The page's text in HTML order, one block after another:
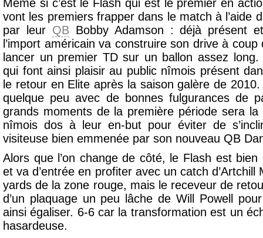
Même si c’est le Flash qui est le premier en
vont les premiers frapper dans le match à l’aide
par leur QBBobby Adamson : déjà présent
l’import américain va construire son drive à
lancer un premier TD sur un ballon assez
qui font ainsi plaisir au public nîmois présent
le retour en Elite après la saison galère de 2010.
quelque peu avec de bonnes fulgurances de
grands moments de la première période sera
nîmois dos à leur en-but pour éviter de
visiteuse bien emmenée par son nouveau QB
Alors que l’on change de côté, le Flash est
et va d’entrée en profiter avec un catch
yards de la zone rouge, mais le receveur de
d’un plaquage un peu lâche de Will Powell
ainsi égaliser. 6-6 car la transformation est un
hasardeuse.